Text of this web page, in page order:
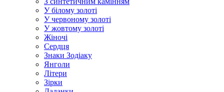
У білому золоті
У червоному золоті
У жовтому золоті
Жіночі
Сердця
Знаки Зодіаку
Янголи
Літери
Зірки